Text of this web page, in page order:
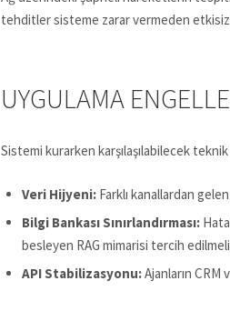
tehditler sisteme zarar vermeden
UYGULAMA
Sistemi kurarken karşılaşılabilecek
Veri Hijyeni:Farklı kanallardan
Bilgi Bankası Sınırlandırması:
besleyen RAG mimarisi tercih
API Stabilizasyonu:Ajanların CRM